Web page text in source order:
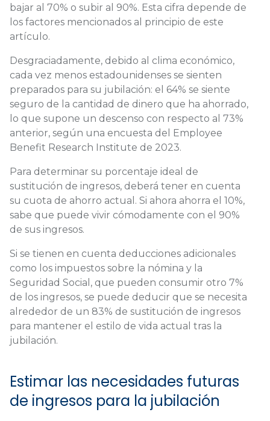
bajar al 70% o subir al 90%. Esta cifra depende de
los factores mencionados al principio de este
artículo.
Desgraciadamente, debido al clima económico,
cada vez menos estadounidenses se sienten
preparados para su jubilación: el 64% se siente
seguro de la cantidad de dinero que ha ahorrado,
lo que supone un descenso con respecto al 73%
anterior, según una encuesta del Employee
Benefit Research Institute de 2023.
Para determinar su porcentaje ideal de
sustitución de ingresos, deberá tener en cuenta
su cuota de ahorro actual. Si ahora ahorra el 10%,
sabe que puede vivir cómodamente con el 90%
de sus ingresos.
Si se tienen en cuenta deducciones adicionales
como los impuestos sobre la nómina y la
Seguridad Social, que pueden consumir otro 7%
de los ingresos, se puede deducir que se necesita
alrededor de un 83% de sustitución de ingresos
para mantener el estilo de vida actual tras la
jubilación.
Estimar las necesidades futuras
de ingresos para la jubilación